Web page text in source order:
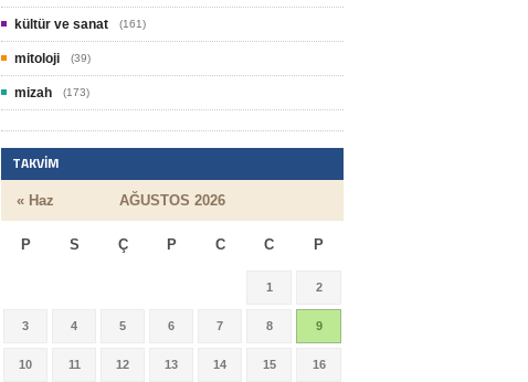
kültür ve sanat (161)
mitoloji (39)
mizah (173)
TAKVIM
AĞUSTOS 2026
P S Ç P C C P
« Haz
1 2
3 4 5 6 7 8 9
10 11 12 13 14 15 16